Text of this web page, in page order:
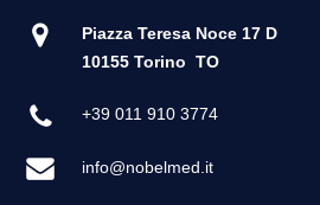
Piazza Teresa Noce 17 D
10155 Torino TO
+39 011 910 3774
info@nobelmed.it